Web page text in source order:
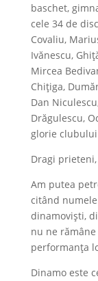
baschet,
cele 34 de
Covaliu,
Ivănescu,
Mircea
Chițiga,
Dan
Drăgulescu,
glorie
Dragi prieteni,
Am putea
citând
dinamoviști,
nu ne
performanța
Dinamo este